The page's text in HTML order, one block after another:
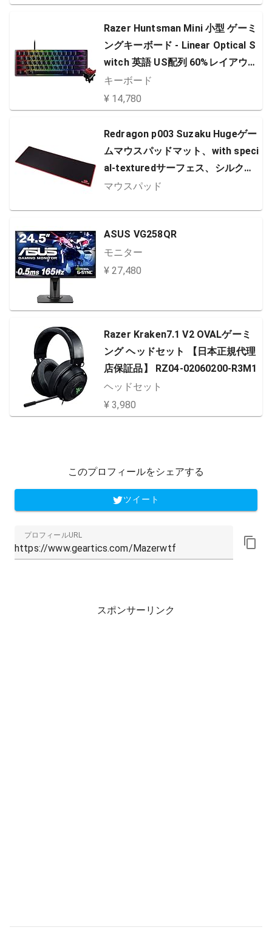
Razer Huntsman Mini 小型 ゲーミ
ングキーボード - Linear Optical S
witch 英語 US配列 60%レイアウト
光学スイッチ 超高速1.2mm作動 リ
ニア触感 静音 Chroma RGB 【日本
正規代理店保証品】 RZ03-033902
00-R3M1
キーボード
¥ 14,780
Redragon p003 Suzaku Hugeゲー
ムマウスパッドマット、with speci
al-texturedサーフェス、シルク滑
らかな、滑り止めつき、防水サー
マウスパッド
ASUS VG258QR
モニター
¥ 27,480
Razer Kraken7.1 V2 OVALゲーミ
ング ヘッドセット 【日本正規代理
店保証品】 RZ04-02060200-R3M1
ヘッドセット
¥ 3,980
このプロフィールをシェアする
ツイート
プロフィールURL
スポンサーリンク